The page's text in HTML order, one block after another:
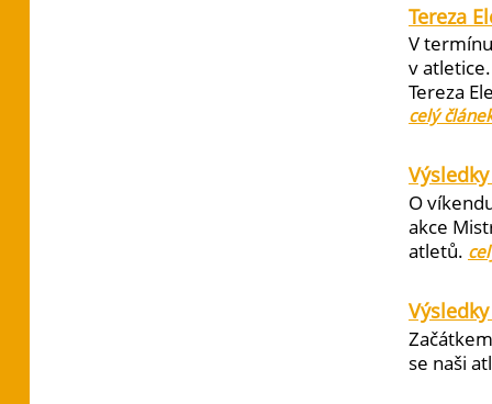
Tereza
V
v
Tereza
celý
O
akce
atletů.
se naši